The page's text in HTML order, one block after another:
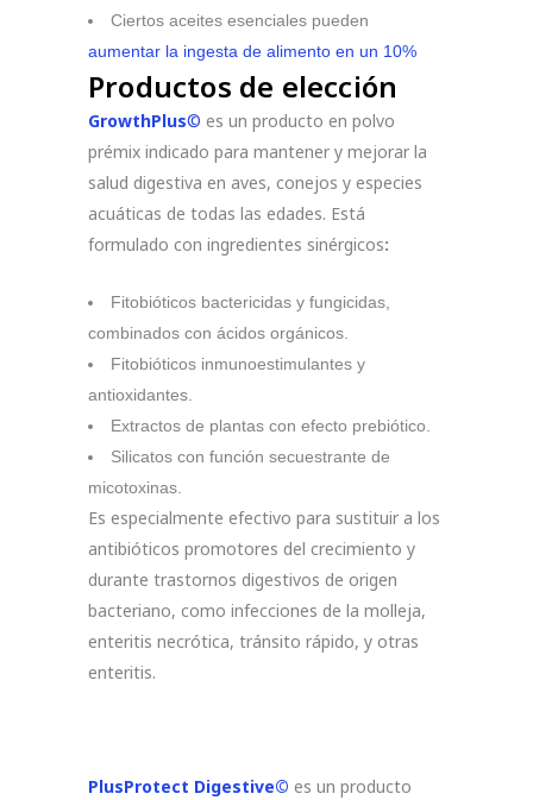
Ciertos aceites esenciales pueden
aumentar la ingesta de alimento en un 10%
Productos de elección
GrowthPlus© es un producto en polvo
prémix indicado para mantener y mejorar la
salud digestiva en aves, conejos y especies
acuáticas de todas las edades. Está
formulado con ingredientes sinérgicos:
Fitobióticos bactericidas y fungicidas,
combinados con ácidos orgánicos.
Fitobióticos inmunoestimulantes y
antioxidantes.
Extractos de plantas con efecto prebiótico.
Silicatos con función secuestrante de
micotoxinas.
Es especialmente efectivo para sustituir a los
antibióticos promotores del crecimiento y
durante trastornos digestivos de origen
bacteriano, como infecciones de la molleja,
enteritis necrótica, tránsito rápido, y otras
enteritis.
PlusProtect Digestive© es un producto